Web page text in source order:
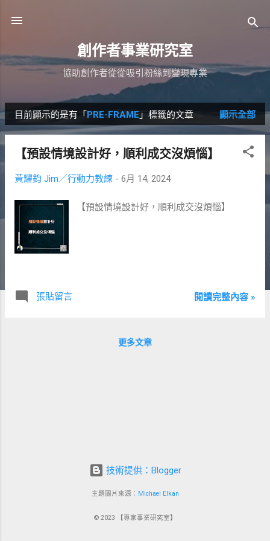
創作者事業研究室
協助創作者從從吸引粉絲到變現專業
發
章
目前顯示的是有「 PRE-FRAME 」標籤的文章 顯示全部
【預設情境設計好，順利成交沒煩惱】
黃耀鈞 Jim／行動力教練 - 6月 14, 2024
【預設情境設計好，順利成交沒煩惱】
張貼留言 閱讀完整內容 »
更多文章
技術提供：Blogger
主題圖片來源： Michael Elkan
© 2023 【專家事業研究室】